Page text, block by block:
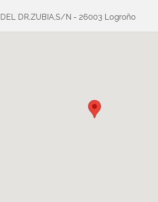
DR.ZUBIA,S/N - 26003 Logroño